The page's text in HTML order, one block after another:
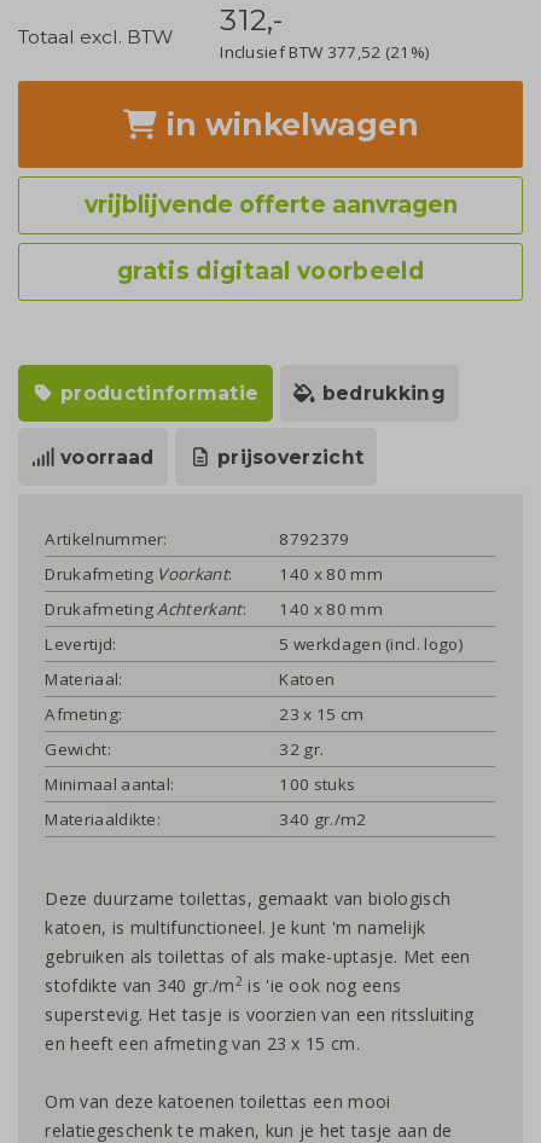
Totaal excl. BTW 312,-
Inclusief BTW 377,52 (21%)
in winkelwagen
vrijblijvende offerte aanvragen
gratis digitaal voorbeeld
productinformatie bedrukking
voorraad prijsoverzicht
Artikelnummer:
8792379
Drukafmeting Voorkant:
140 x 80 mm
DrukafmetingAchterkant:
140 x 80 mm
Levertijd:
5 werkdagen (incl. logo)
Materiaal:
Katoen
Afmeting:
23 x 15 cm
Gewicht:
32 gr.
Minimaal aantal:
100 stuks
Materiaaldikte:
340 gr./m2
Deze duurzame toilettas, gemaakt van biologisch
katoen, is multifunctioneel. Je kunt 'm namelijk
gebruiken als toilettas of als make-uptasje. Met een
stofdikte van 340 gr./m 2is 'ie ook nog eens
superstevig. Het tasje is voorzien van een ritssluiting
en heeft een afmeting van 23 x 15 cm.
Om van deze katoenen toilettas een mooi
relatiegeschenk te maken, kun je het tasje aan de